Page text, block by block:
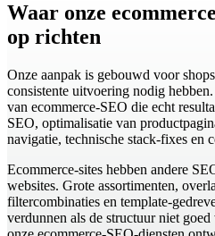
Waar onze
op richten
Onze aanpak is gebouwd voor
consistente uitvoering nodig
van ecommerce-SEO die echt
SEO, optimalisatie van
navigatie, technische stack-fixes en
Ecommerce-sites hebben andere
websites. Grote assortimenten,
filtercombinaties en template-
verdunnen als de structuur niet